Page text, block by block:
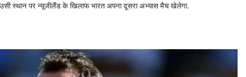
स्थान पर न्यूजीलैंड के खिलाफ भारत अपना दूसरा अभ्यास मैच खेलेगा.